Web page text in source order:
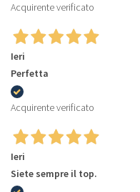
Acquirente verificato
Ieri
Perfetta
Acquirente verificato
Ieri
Siete sempre il top.